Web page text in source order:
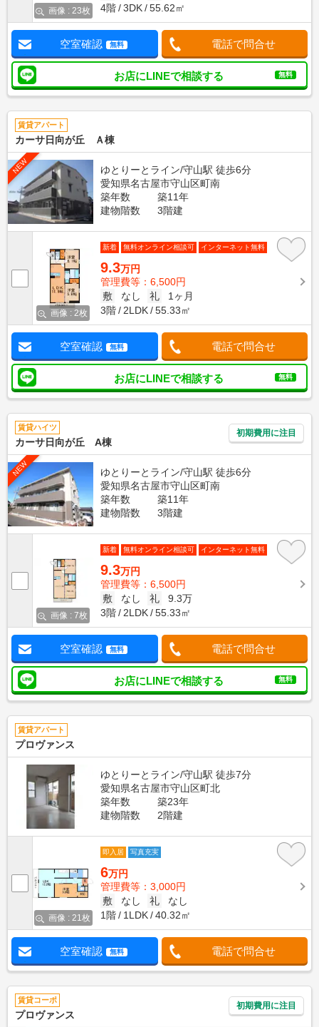
画像 : 23枚
4階
3DK 55.62㎡
空室確認 無料 電話で問合せ
お店にLINEで相談する 無料
賃貸アパート
カーサ日向が丘 Ａ棟
NEW
ゆとりーとライン/守山駅 徒歩6分
愛知県名古屋市守山区町南
築年数
築11年
建物階数
3階建
画像 : 2枚
新着 無料オンライン相談可 インターネット無料
9.3万円
管理費等：6,500円
敷
なし 礼
1ヶ月
3階
2LDK 55.33㎡
空室確認 無料 電話で問合せ
お店にLINEで相談する 無料
賃貸ハイツ
カーサ日向が丘 A棟
初期費用に注目
NEW
ゆとりーとライン/守山駅 徒歩6分
愛知県名古屋市守山区町南
築年数
築11年
建物階数
3階建
画像 : 7枚
新着 無料オンライン相談可 インターネット無料
9.3万円
管理費等：6,500円
敷
なし 礼
9.3万
3階
2LDK 55.33㎡
空室確認 無料 電話で問合せ
お店にLINEで相談する 無料
賃貸アパート
プロヴァンス
ゆとりーとライン/守山駅 徒歩7分
愛知県名古屋市守山区町北
築年数
築23年
建物階数
2階建
画像 : 21枚
即入居 写真充実
6万円
管理費等：3,000円
敷
なし 礼
なし
1階
1LDK 40.32㎡
空室確認 無料 電話で問合せ
賃貸コーポ
プロヴァンス
初期費用に注目